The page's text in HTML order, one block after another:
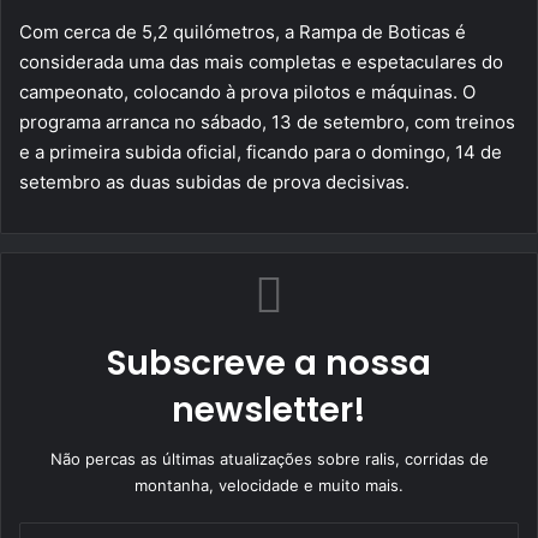
Com cerca de 5,2 quilómetros, a Rampa de Boticas é
considerada uma das mais completas e espetaculares do
campeonato, colocando à prova pilotos e máquinas. O
programa arranca no sábado, 13 de setembro, com treinos
e a primeira subida oficial, ficando para o domingo, 14 de
setembro as duas subidas de prova decisivas.
Subscreve a nossa
newsletter!
Não percas as últimas atualizações sobre ralis, corridas de
montanha, velocidade e muito mais.